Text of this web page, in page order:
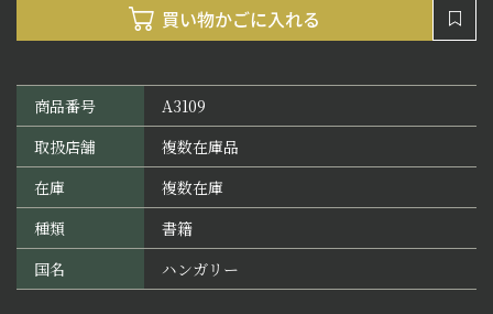
商品番号
A3109
取扱店舗
複数在庫品
在庫
複数在庫
種類
書籍
国名
ハンガリー